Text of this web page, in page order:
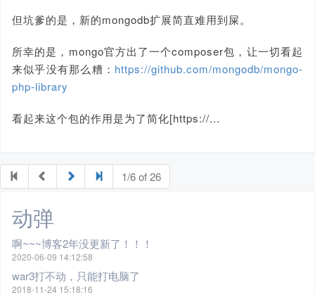
但坑爹的是，新的mongodb扩展简直难用到屎。
所幸的是，mongo官方出了一个composer包，让一切看起
来似乎没有那么糟： https://github.com/mongodb/mongo-
php-library
看起来这个包的作用是为了简化[https://...
1/6 of 26
动弹
啊~~~博客2年没更新了！！！
2020-06-09 14:12:58
war3打不动，只能打电脑了
2018-11-24 15:18:16